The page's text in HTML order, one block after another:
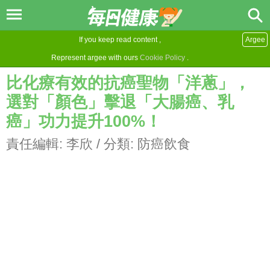
If you keep read content ,
Represent argee with ours Cookie Policy .
Argee
比化療有效的抗癌聖物「洋蔥」，
選對「顏色」擊退「大腸癌、乳
癌」功力提升100%！
責任編輯: 李欣 / 分類: 防癌飲食